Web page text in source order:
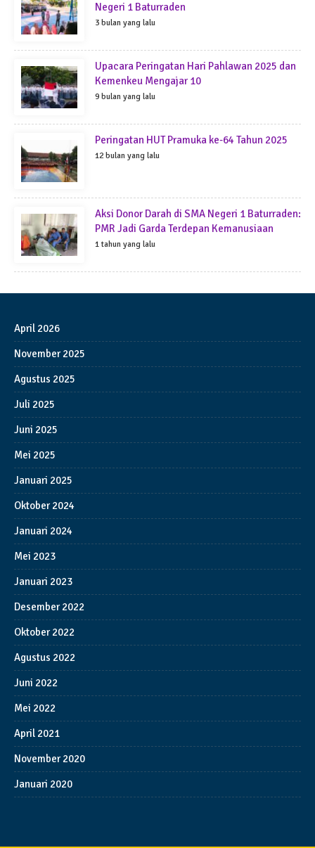
Negeri 1 Baturraden
3 bulan yang lalu
Upacara Peringatan Hari Pahlawan 2025 dan
Kemenkeu Mengajar 10
9 bulan yang lalu
Peringatan HUT Pramuka ke-64 Tahun 2025
12 bulan yang lalu
Aksi Donor Darah di SMA Negeri 1 Baturraden:
PMR Jadi Garda Terdepan Kemanusiaan
1 tahun yang lalu
April 2026
November 2025
Agustus 2025
Juli 2025
Juni 2025
Mei 2025
Januari 2025
Oktober 2024
Januari 2024
Mei 2023
Januari 2023
Desember 2022
Oktober 2022
Agustus 2022
Juni 2022
Mei 2022
April 2021
November 2020
Januari 2020